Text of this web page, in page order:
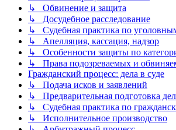
↳ Обвинение и защита
↳ Досудебное расследование
↳ Судебная практика по
↳ Апелляция, кассация, надзор
↳ Особенности защиты по
↳ Права подозреваемых и
Гражданский процесс: дела в суде
↳ Подача исков и заявлений
↳ Предварительная подготовка
↳ Судебная практика по
↳ Исполнительное производство